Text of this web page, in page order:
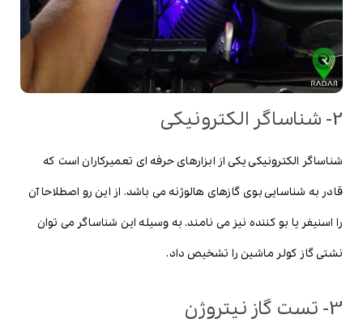
2- شناساگر الکترونیکی
شناساگر الکترونیکی یکی از ابزارهای حرفه ای تعمیرکاران است که
قادر به شناسایی بوی گازهای هالوژنه می باشد. از این رو اصطلاحا آن
را اسنیفر یا بو کننده نیز می نامند. به وسیله این شناساگر می توان
نشتی گاز کولر ماشین را تشخیص داد.
3- تست گاز نیتروژن